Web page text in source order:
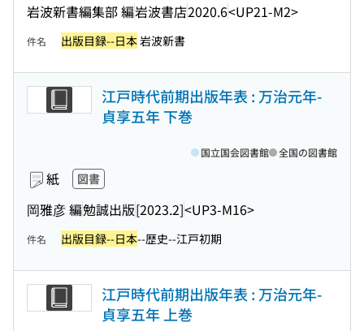
岩波新書編集部 編岩波書店2020.6<UP21-M2>
件名 出版目録--日本岩波新書
江戸時代前期出版年表 : 万治元年-
貞享五年 下巻
紙 図書
岡雅彦 編勉誠出版[2023.2]<UP3-M16>
国立国会図書館 全国の図書館
件名 出版目録--日本--歴史--江戸初期
江戸時代前期出版年表 : 万治元年-
貞享五年 上巻